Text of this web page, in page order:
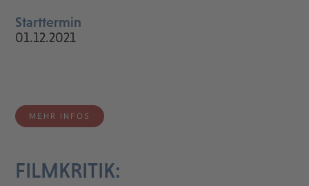
Starttermin
01.12.2021
MEHR INFOS
FILMKRITIK: